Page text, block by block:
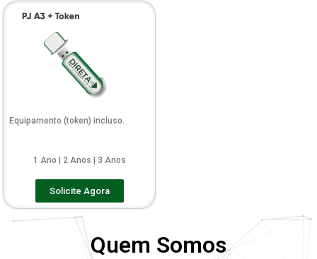
Equipamento (token) incluso.
1 Ano | 2 Anos | 3 Anos
Solicite Agora
Quem Somos